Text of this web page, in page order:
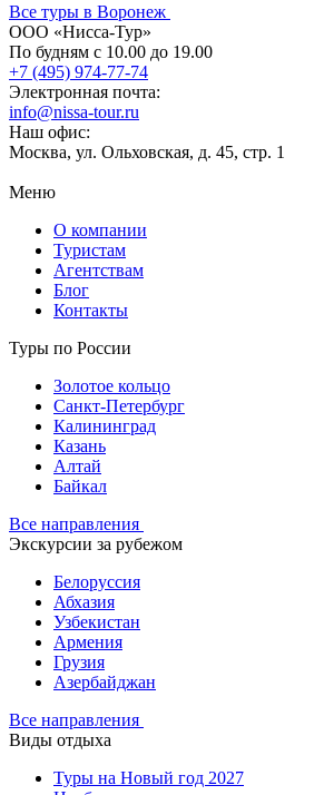
Все туры в Воронеж
ООО «Нисса-Тур»
По будням с 10.00 до 19.00
+7 (495) 974-77-74
Электронная почта:
info@nissa-tour.ru
Наш офис:
Москва, ул. Ольховская, д. 45, стр. 1
Меню
О компании
Туристам
Агентствам
Блог
Контакты
Туры по России
Золотое кольцо
Санкт-Петербург
Калининград
Казань
Алтай
Байкал
Все направления
Экскурсии за рубежом
Белоруссия
Абхазия
Узбекистан
Армения
Грузия
Азербайджан
Все направления
Виды отдыха
Туры на Новый год 2027